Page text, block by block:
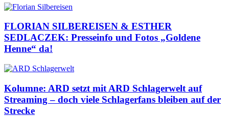
FLORIAN SILBEREISEN & ESTHER
SEDLACZEK: Presseinfo und Fotos „Goldene
Henne“ da!
Kolumne: ARD setzt mit ARD Schlagerwelt auf
Streaming – doch viele Schlagerfans bleiben auf der
Strecke